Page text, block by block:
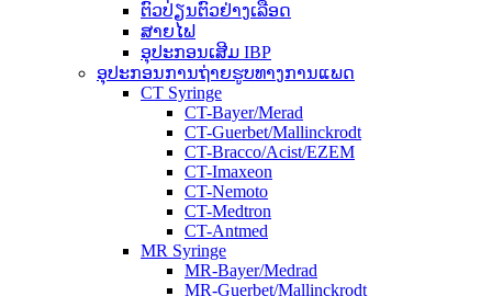
ຕົວປ່ຽນຕົວຢ່າງເລືອດ
ສາຍໄຟ
ອຸປະກອນເສີມ IBP
ອຸປະກອນການຖ່າຍຮູບທາງການແພດ
CT Syringe
CT-Bayer/Merad
CT-Guerbet/Mallinckrodt
CT-Bracco/Acist/EZEM
CT-Imaxeon
CT-Nemoto
CT-Medtron
CT-Antmed
MR Syringe
MR-Bayer/Medrad
MR-Guerbet/Mallinckrodt